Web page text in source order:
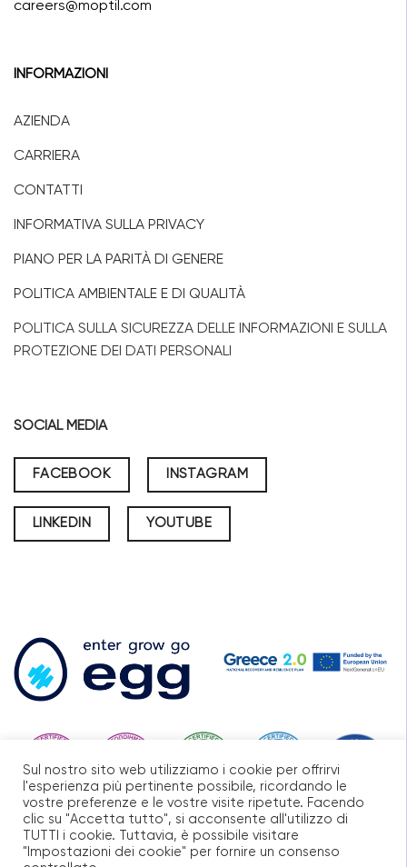
careers@moptil.com
INFORMAZIONI
AZIENDA
CARRIERA
CONTATTI
INFORMATIVA SULLA PRIVACY
PIANO PER LA PARITÀ DI GENERE
POLITICA AMBIENTALE E DI QUALITÀ
POLITICA SULLA SICUREZZA DELLE INFORMAZIONI E SULLA
PROTEZIONE DEI DATI PERSONALI
SOCIAL MEDIA
FACEBOOK INSTAGRAM
LINKEDIN YOUTUBE
Sul nostro sito web utilizziamo i cookie per offrirvi
l'esperienza più pertinente possibile, ricordando le
vostre preferenze e le vostre visite ripetute. Facendo
clic su "Accetta tutto", si acconsente all'utilizzo di
TUTTI i cookie. Tuttavia, è possibile visitare
"Impostazioni dei cookie" per fornire un consenso